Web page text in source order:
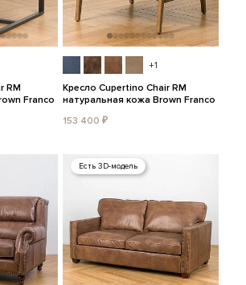
RM
Franco
+1
Кресло Cupertino Chair RM
натуральная кожа Brown Franco
153 400 ₽
Есть 3D-модель